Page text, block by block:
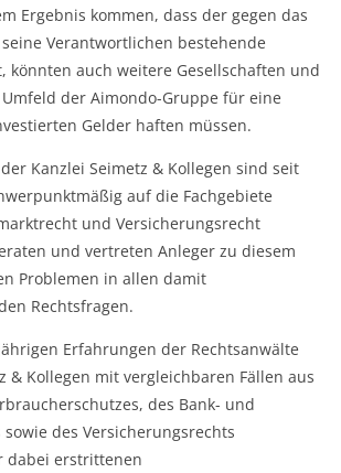
Ergebnis kommen, dass der gegen das
Verantwortlichen bestehende
könnten auch weitere Gesellschaften und
der Aimondo-Gruppe für eine
Gelder haften müssen.
Kanzlei Seimetz & Kollegen sind seit
auf die Fachgebiete
und Versicherungsrecht
und vertreten Anleger zu diesem
Problemen in allen damit
Rechtsfragen.
Erfahrungen der Rechtsanwälte
& Kollegen mit vergleichbaren Fällen aus
des Bank- und
des Versicherungsrechts
dabei erstrittenen